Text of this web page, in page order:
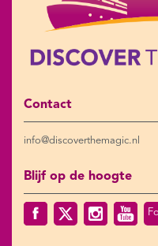
Contact
info@discoverthemagic.nl
Blijf op de hoogte